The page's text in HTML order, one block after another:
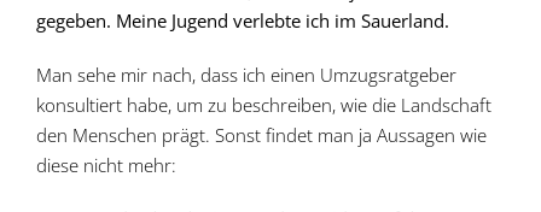
gegeben. Meine Jugend verlebte ich im Sauerland.
Man sehe mir nach, dass ich einen Umzugsratgeber
konsultiert habe, um zu beschreiben, wie die Landschaft
den Menschen prägt. Sonst findet man ja Aussagen wie
diese nicht mehr: